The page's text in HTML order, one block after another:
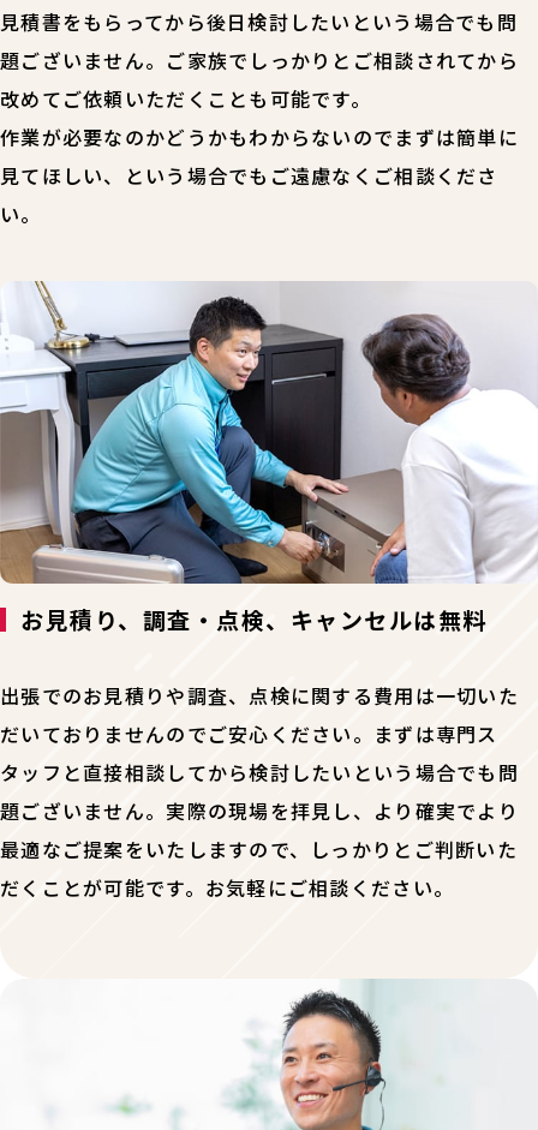
見積書をもらってから後日検討したいという場合でも問
題ございません。ご家族でしっかりとご相談されてから
改めてご依頼いただくことも可能です。
作業が必要なのかどうかもわからないのでまずは簡単に
見てほしい、という場合でもご遠慮なくご相談くださ
い。
お見積り、調査・点検、キャンセルは無料
出張でのお見積りや調査、点検に関する費用は一切いた
だいておりませんのでご安心ください。まずは専門ス
タッフと直接相談してから検討したいという場合でも問
題ございません。実際の現場を拝見し、より確実でより
最適なご提案をいたしますので、しっかりとご判断いた
だくことが可能です。お気軽にご相談ください。